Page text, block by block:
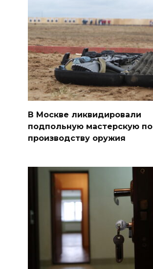
В Москве ликвидировали
подпольную мастерскую по
производству оружия